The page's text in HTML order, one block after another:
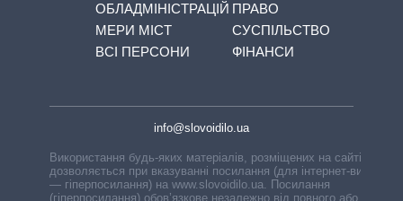
ОБЛАДМІНІСТРАЦІЙ
МЕРИ МІСТ
ВСІ ПЕРСОНИ
ПРАВО
СУСПІЛЬСТВО
ФІНАНСИ
info@slovoidilo.ua
Використання будь-яких матеріалів, розміщених на сайті,
дозволяється при вказуванні посилання (для інтернет-видань
— гіперпосилання) на www.slovoidilo.ua. Посилання
(гіперпосилання) обов’язкове незалежно від повного або